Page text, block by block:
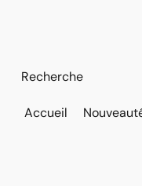
Accueil